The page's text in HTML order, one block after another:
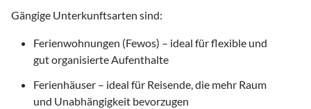
Gängige Unterkunftsarten sind:
Ferienwohnungen (Fewos) – ideal für flexible und
gut organisierte Aufenthalte
Ferienhäuser – ideal für Reisende, die mehr Raum
und Unabhängigkeit bevorzugen